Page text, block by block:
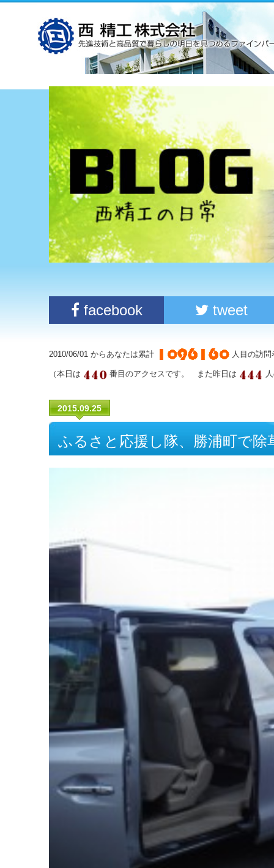
facebook tweet
2010/06/01 からあなたは累計 人目の訪
（本日は 番目のアクセスです。 また昨日は
2015.09.25
ふるさと応援し隊、勝浦町で除